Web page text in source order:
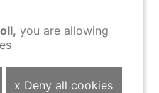
you are allowing
x Deny all cookies